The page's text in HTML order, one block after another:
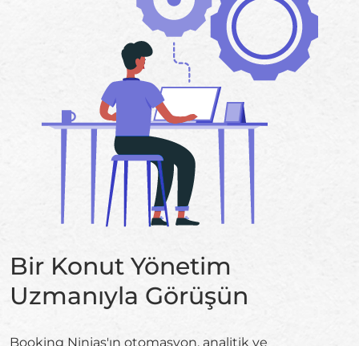
Bir Konut Yönetim
Uzmanıyla Görüşün
Booking Ninjas'ın otomasyon, analitik ve